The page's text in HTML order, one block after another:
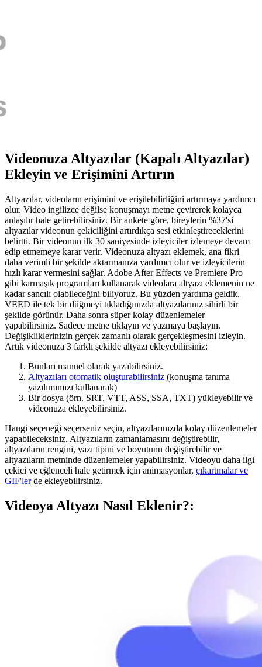
Videonuza Altyazılar (Kapalı Altyazılar)
Ekleyin ve Erişimini Artırın
Altyazılar, videoların erişimini ve erişilebilirliğini artırmaya yardımcı
olur. Video ingilizce değilse konuşmayı metne çevirerek kolayca
anlaşılır hale getirebilirsiniz. Bir ankete göre, bireylerin %37'si
altyazılar videonun çekiciliğini artırdıkça sesi etkinleştireceklerini
belirtti. Bir videonun ilk 30 saniyesinde izleyiciler izlemeye devam
edip etmemeye karar verir. Videonuza altyazı eklemek, ana fikri
daha verimli bir şekilde aktarmanıza yardımcı olur ve izleyicilerin
hızlı karar vermesini sağlar. Adobe After Effects ve Premiere Pro
gibi karmaşık programları kullanarak videolara altyazı eklemenin ne
kadar sancılı olabileceğini biliyoruz. Bu yüzden yardıma geldik.
VEED ile tek bir düğmeyi tıkladığınızda altyazılarınız sihirli bir
şekilde görünür. Daha sonra süper kolay düzenlemeler
yapabilirsiniz. Sadece metne tıklayın ve yazmaya başlayın.
Değişikliklerinizin gerçek zamanlı olarak gerçekleşmesini izleyin.
Artık videonuza 3 farklı şekilde altyazı ekleyebilirsiniz:
Bunları manuel olarak yazabilirsiniz.
Altyazıları otomatik oluşturabilirsiniz (konuşma tanıma
yazılımımızı kullanarak)
Bir dosya (örn. SRT, VTT, ASS, SSA, TXT) yükleyebilir ve
videonuza ekleyebilirsiniz.
Hangi seçeneği seçerseniz seçin, altyazılarınızda kolay düzenlemeler
yapabileceksiniz. Altyazıların zamanlamasını değiştirebilir,
altyazıların rengini, yazı tipini ve boyutunu değiştirebilir ve
altyazıların metninde düzenlemeler yapabilirsiniz. Videoyu daha ilgi
çekici ve eğlenceli hale getirmek için animasyonlar, çıkartmalar ve
GIF'lerde ekleyebilirsiniz.
Videoya Altyazı Nasıl Eklenir?: